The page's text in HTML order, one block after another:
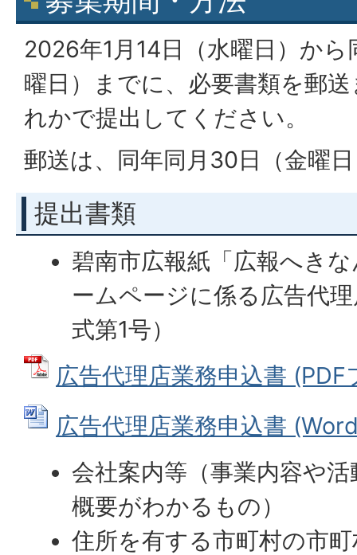
2026年1月14日（水曜日）か
曜日）までに、必要書類を郵
れかで提出してください。
郵送は、同年同月30日（金曜
提出書類
碧南市広報紙「広報へき
ームページに係る広告代
式第1号）
広告代理店業務申込書
広告代理店業務申込書
会社案内等（事業内容や
概要がわかるもの）
住所を有する市町村の市